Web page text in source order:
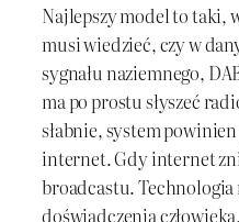
Najlepszy model to
musi wiedzieć, czy w
sygnału naziemnego,
ma po prostu słyszeć
słabnie, system
internet. Gdy internet
broadcastu. Technologia
doświadczenia